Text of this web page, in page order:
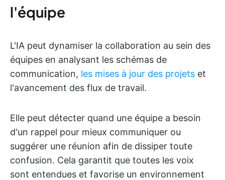
l'équipe
L'IA peut dynamiser la collaboration au sein des
équipes en analysant les schémas de
communication, les mises à jour des projets et
l'avancement des flux de travail.
Elle peut détecter quand une équipe a besoin
d'un rappel pour mieux communiquer ou
suggérer une réunion afin de dissiper toute
confusion. Cela garantit que toutes les voix
sont entendues et favorise un environnement